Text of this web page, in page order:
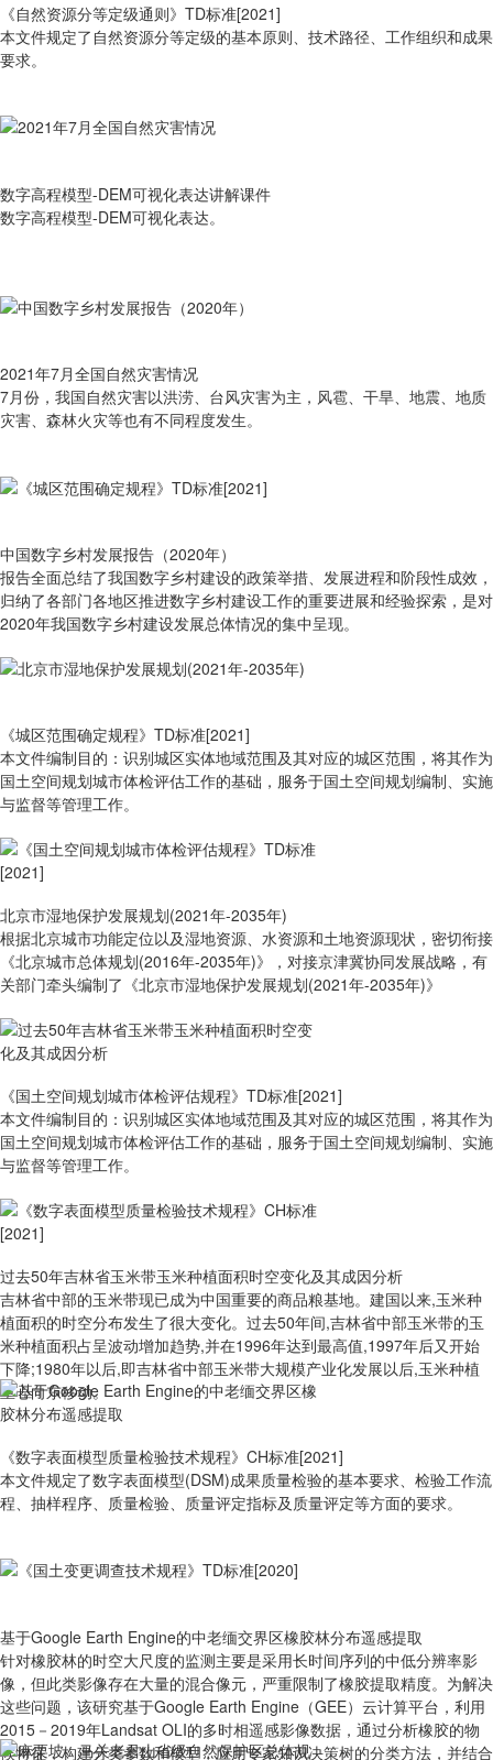
《自然资源分等定级通则》TD标准[2021]
本文件规定了自然资源分等定级的基本原则、技术路径、工作组织和成果
要求。
数字高程模型-DEM可视化表达讲解课件
数字高程模型-DEM可视化表达。
2021年7月全国自然灾害情况
7月份，我国自然灾害以洪涝、台风灾害为主，风雹、干旱、地震、地质
灾害、森林火灾等也有不同程度发生。
中国数字乡村发展报告（2020年）
报告全面总结了我国数字乡村建设的政策举措、发展进程和阶段性成效，
归纳了各部门各地区推进数字乡村建设工作的重要进展和经验探索，是对
2020年我国数字乡村建设发展总体情况的集中呈现。
《城区范围确定规程》TD标准[2021]
本文件编制目的：识别城区实体地域范围及其对应的城区范围，将其作为
国土空间规划城市体检评估工作的基础，服务于国土空间规划编制、实施
与监督等管理工作。
北京市湿地保护发展规划(2021年-2035年)
根据北京城市功能定位以及湿地资源、水资源和土地资源现状，密切衔接
《北京城市总体规划(2016年-2035年)》，对接京津冀协同发展战略，有
关部门牵头编制了《北京市湿地保护发展规划(2021年-2035年)》
《国土空间规划城市体检评估规程》TD标准[2021]
本文件编制目的：识别城区实体地域范围及其对应的城区范围，将其作为
国土空间规划城市体检评估工作的基础，服务于国土空间规划编制、实施
与监督等管理工作。
过去50年吉林省玉米带玉米种植面积时空变化及其成因分析
吉林省中部的玉米带现已成为中国重要的商品粮基地。建国以来,玉米种
植面积的时空分布发生了很大变化。过去50年间,吉林省中部玉米带的玉
米种植面积占呈波动增加趋势,并在1996年达到最高值,1997年后又开始
下降;1980年以后,即吉林省中部玉米带大规模产业化发展以后,玉米种植
重心向东移动。
《数字表面模型质量检验技术规程》CH标准[2021]
本文件规定了数字表面模型(DSM)成果质量检验的基本要求、检验工作流
程、抽样程序、质量检验、质量评定指标及质量评定等方面的要求。
基于Google Earth Engine的中老缅交界区橡胶林分布遥感提取
针对橡胶林的时空大尺度的监测主要是采用长时间序列的中低分辨率影
像，但此类影像存在大量的混合像元，严重限制了橡胶提取精度。为解决
这些问题，该研究基于Google Earth Engine（GEE）云计算平台，利用
2015－2019年Landsat OLI的多时相遥感影像数据，通过分析橡胶的物
候特征，构建分类参数和模型，应用专家知识决策树的分类方法，并结合